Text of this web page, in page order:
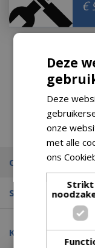
€
Omschrijving
Specificaties
Kijk ook eens naar:
Deze
Deze
onze
met alle
ons
Strikt